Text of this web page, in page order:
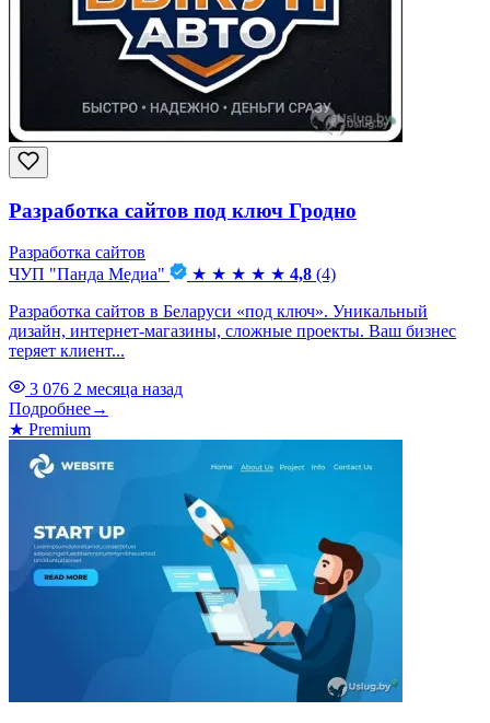
Разработка сайтов под ключ Гродно
Разработка сайтов
ЧУП "Панда Медиа"
★ ★ ★ ★ ★ 4,8 (4)
Разработка сайтов в Беларуси «под ключ». Уникальный
дизайн, интернет-магазины, сложные проекты. Ваш бизнес
теряет клиент...
3 076 2 месяца назад
Подробнее→
★ Premium